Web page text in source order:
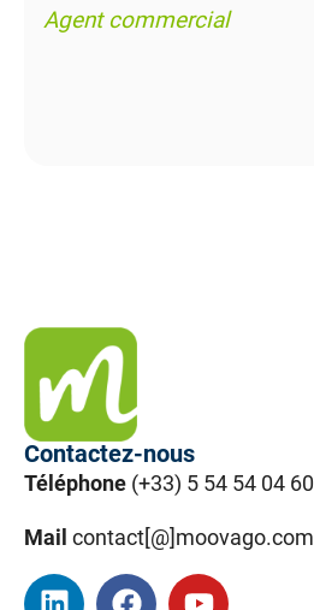
Agent commercial
Contactez-nous
Téléphone (+33) 5 54 54 04 60
Mail contact[@]moovago.com